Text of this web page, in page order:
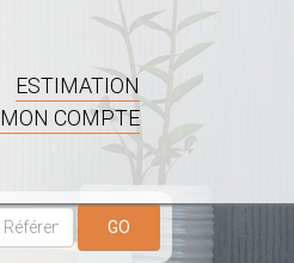
ESTIMATION
MON COMPTE
GO